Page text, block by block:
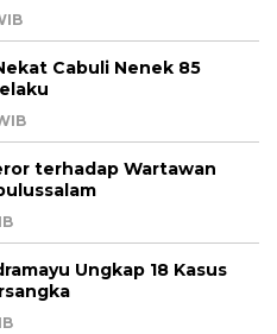
Cabuli Nenek 85
terhadap Wartawan
Ungkap 18 Kasus